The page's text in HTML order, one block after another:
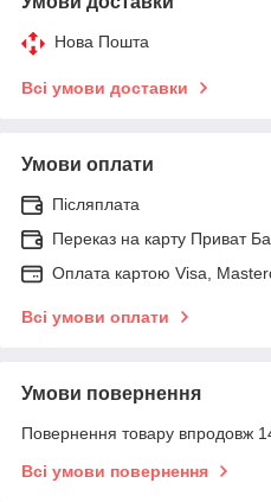
Нова Пошта
Всі умови доставки
Умови оплати
Післяплата
Переказ на карту Приват
Оплата картою Visa,
Всі умови оплати
Умови повернення
Повернення товару впродовж
Всі умови повернення